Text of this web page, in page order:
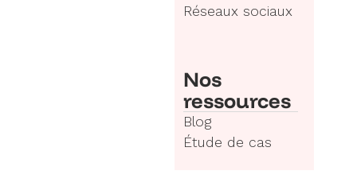
Réseaux sociaux
Nos
ressources
Blog
Étude de cas